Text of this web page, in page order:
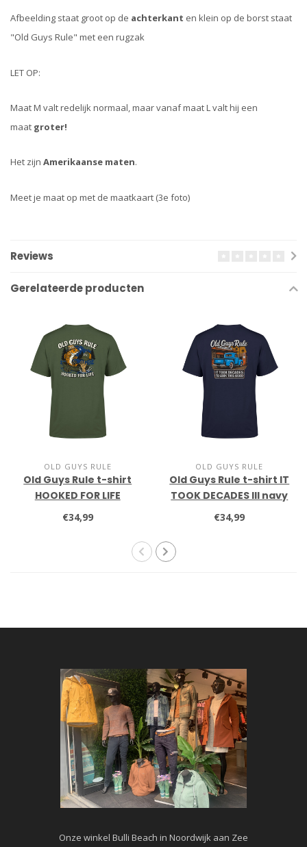
Afbeelding staat groot op de achterkant en klein op de borst staat
"Old Guys Rule" met een rugzak
LET OP:
Maat M valt redelijk normaal, maar vanaf maat L valt hij een
maat groter!
Het zijn Amerikaanse maten.
Meet je maat op met de maatkaart (3e foto)
Reviews
Gerelateerde producten
OLD GUYS RULE
Old Guys Rule t-shirt
HOOKED FOR LIFE
military green
€34,99
OLD GUYS RULE
Old Guys Rule t-shirt IT
TOOK DECADES III navy
€34,99
Onze winkel Bulli Beach in Noordwijk aan Zee